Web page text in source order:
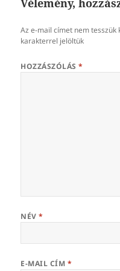
Az e-mail címet nem tesszük
karakterrel jelöltük
HOZZÁSZÓLÁS*
NÉV*
E-MAIL CÍM *